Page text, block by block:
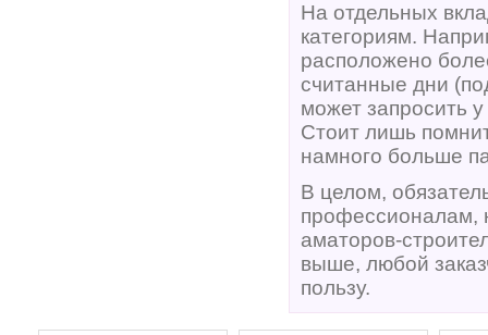
На отдельных
категориям.
расположено
считанные дни
может запросить
Стоит лишь
намного больше
В целом,
профессионалам,
аматоров-
выше, любой
пользу.